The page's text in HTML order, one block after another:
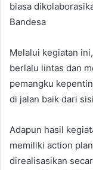
biasa
Bandesa
Melalui kegiatan
berlalu lintas dan
pemangku
di jalan baik dari
Adapun hasil
memiliki action
direalisasikan